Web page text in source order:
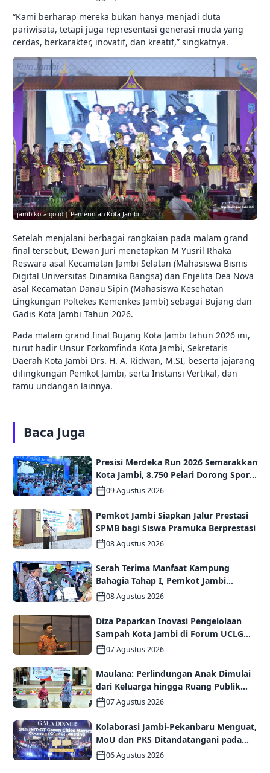
“Kami berharap mereka bukan hanya menjadi duta
pariwisata, tetapi juga representasi generasi muda yang
cerdas, berkarakter, inovatif, dan kreatif,” singkatnya.
jambikota.go.id | Pemerintah Kota Jambi
Setelah menjalani berbagai rangkaian pada malam grand
final tersebut, Dewan Juri menetapkan M Yusril Rhaka
Reswara asal Kecamatan Jambi Selatan (Mahasiswa Bisnis
Digital Universitas Dinamika Bangsa) dan Enjelita Dea Nova
asal Kecamatan Danau Sipin (Mahasiswa Kesehatan
Lingkungan Poltekes Kemenkes Jambi) sebagai Bujang dan
Gadis Kota Jambi Tahun 2026.
Pada malam grand final Bujang Kota Jambi tahun 2026 ini,
turut hadir Unsur Forkomfinda Kota Jambi, Sekretaris
Daerah Kota Jambi Drs. H. A. Ridwan, M.SI, beserta jajarang
dilingkungan Pemkot Jambi, serta Instansi Vertikal, dan
tamu undangan lainnya.
Baca Juga
Presisi Merdeka Run 2026 Semarakkan
Kota Jambi, 8.750 Pelari Dorong Sport
Tourism dan Ekonomi Daerah
09 Agustus 2026
Pemkot Jambi Siapkan Jalur Prestasi
SPMB bagi Siswa Pramuka Berprestasi
08 Agustus 2026
Serah Terima Manfaat Kampung
Bahagia Tahap I, Pemkot Jambi
Targetkan Potensi Pengembangan
08 Agustus 2026
Diza Paparkan Inovasi Pengelolaan
Sampah Kota Jambi di Forum UCLG
ASPAC, Dorong Kolaborasi Menuju
07 Agustus 2026
Maulana: Perlindungan Anak Dimulai
dari Keluarga hingga Ruang Publik
yang Ramah
07 Agustus 2026
Kolaborasi Jambi-Pekanbaru Menguat,
MoU dan PKS Ditandatangani pada
Gala Dinner GCMC IMT-GT ke-9 Tahun
06 Agustus 2026